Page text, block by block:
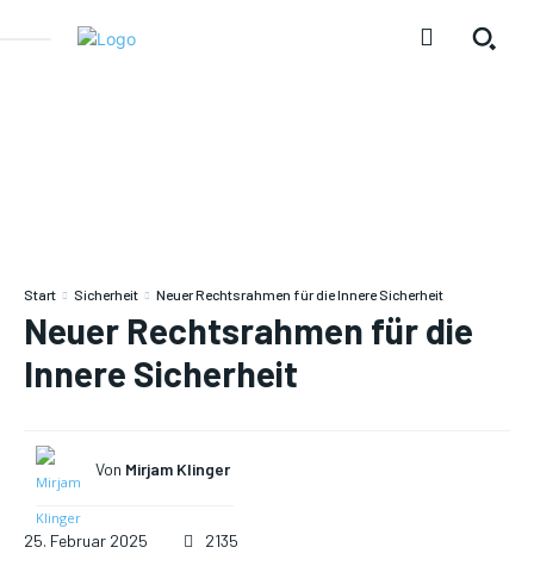
Start Sicherheit Neuer Rechtsrahmen für die Innere Sicherheit
Neuer Rechtsrahmen für die
Innere Sicherheit
Von Mirjam Klinger
25. Februar 2025 2135